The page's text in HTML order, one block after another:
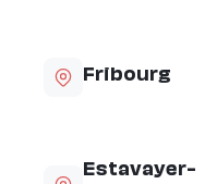
Fribourg
Estavayer-